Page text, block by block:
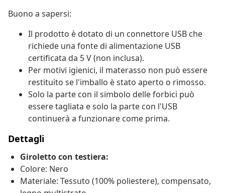
Buono a sapersi:
Il prodotto è dotato di un connettore USB che
richiede una fonte di alimentazione USB
certificata da 5 V (non inclusa).
Per motivi igienici, il materasso non può essere
restituito se l'imballo è stato aperto o rimosso.
Solo la parte con il simbolo delle forbici può
essere tagliata e solo la parte con l'USB
continuerà a funzionare come prima.
Dettagli
Giroletto con testiera:
Colore: Nero
Materiale: Tessuto (100% poliestere), compensato,